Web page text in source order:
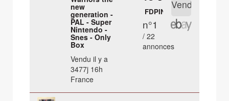
new
generation -
PAL - Super
Nintendo -
Snes - Only
Box
Vendu il y a
3477j 16h
France
FDPIN
n°1
/ 22
annonces